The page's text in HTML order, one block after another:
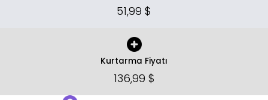
51,99 $
Kurtarma Fiyatı
136,99 $